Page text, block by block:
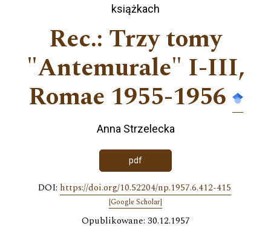
książkach
Rec.: Trzy tomy
"Antemurale" I-III,
Romae 1955-1956
Anna Strzelecka
pdf
DOI: https://doi.org/10.52204/np.1957.6.412-415
[Google Scholar]
Opublikowane: 30.12.1957